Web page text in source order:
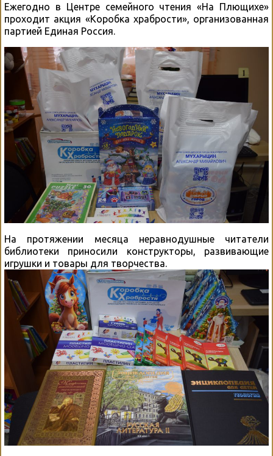
Ежегодно в Центре семейного чтения «На Плющихе»
проходит акция «Коробка храбрости», организованная
партией Единая Россия.
На протяжении месяца неравнодушные читатели
библиотеки приносили конструкторы, развивающие
игрушки и товары для творчества.